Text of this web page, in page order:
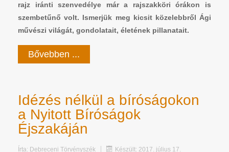
rajz iránti szenvedélye már a rajszakköri órákon is
szembetűnő volt. Ismerjük meg kicsit közelebbről Ági
művészi világát, gondolatait, életének pillanatait.
Bővebben ...
Idézés nélkül a bíróságokon
a Nyitott Bíróságok
Éjszakáján
Írta: Debreceni Törvényszék Készült: 2017. július 17.